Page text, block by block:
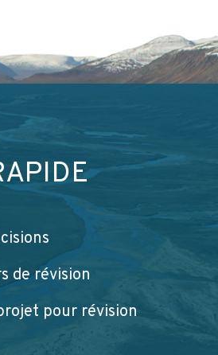
de révision
pour révision